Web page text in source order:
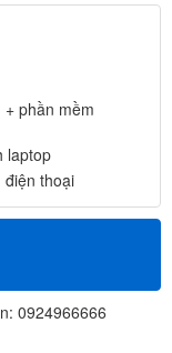
phần mềm
laptop
điện thoại
0924966666